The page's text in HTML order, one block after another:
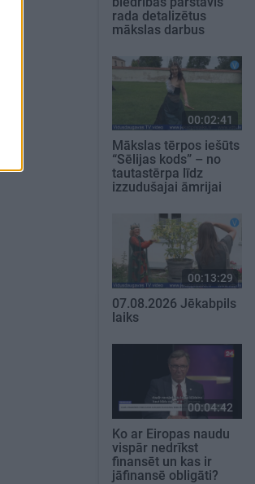
rada detalizētus
mākslas darbus
00:02:41
Mākslas tērpos iešūts
“Sēlijas kods” – no
tautastērpa līdz
izzudušajai āmrijai
00:13:29
07.08.2026 Jēkabpils
laiks
00:04:42
Ko ar Eiropas naudu
vispār nedrīkst
finansēt un kas ir
jāfinansē obligāti?